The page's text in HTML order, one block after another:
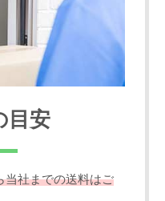
目安
当社までの送料はご